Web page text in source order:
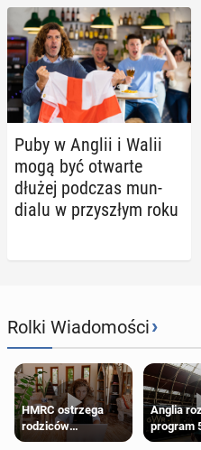
Puby w Anglii i Walii
mogą być otwarte
dłużej podczas mun­
dia­lu w przy­szłym roku
Rolki Wiadomości›
HMRC ostrzega
rodziców
pobierających Child
Anglia
program